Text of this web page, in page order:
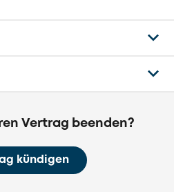
Vertrag beenden?
kündigen